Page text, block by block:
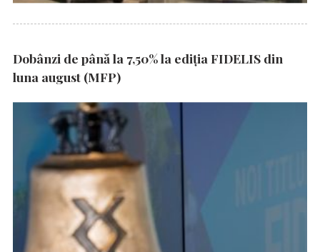
Dobânzi de până la 7,50% la ediția FIDELIS din
luna august (MFP)